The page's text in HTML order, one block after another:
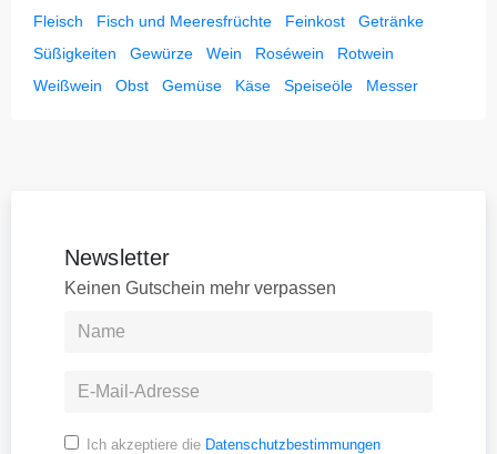
Fleisch Fisch und Meeresfrüchte Feinkost
Getränke
Süßigkeiten
Gewürze Wein Roséwein
Rotwein
Weißwein
Obst Gemüse Käse Speiseöle Messer
Newsletter
Keinen Gutschein mehr verpassen
Ich akzeptiere die Datenschutzbestimmungen